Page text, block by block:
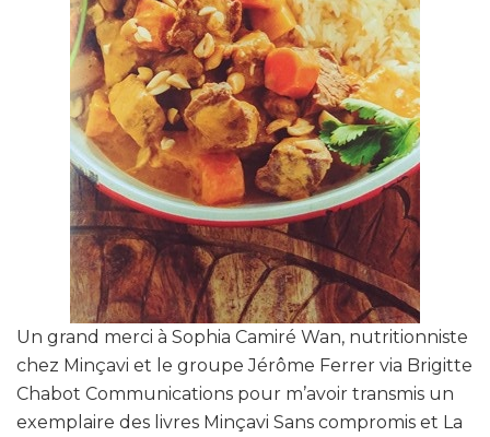
Un grand merci à Sophia Camiré Wan, nutritionniste
chez Minçavi et le groupe Jérôme Ferrer via Brigitte
Chabot Communications pour m’avoir transmis un
exemplaire des livres Minçavi Sans compromis et La